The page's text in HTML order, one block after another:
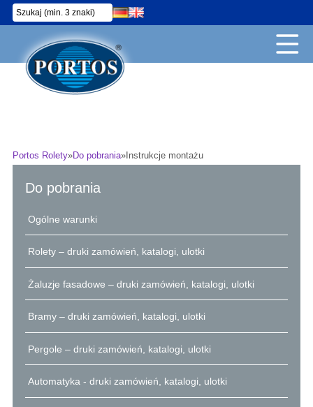
Portos Rolety»Do pobrania»Instrukcje montażu
Do pobrania
Ogólne warunki
Rolety – druki zamówień, katalogi, ulotki
Żaluzje fasadowe – druki zamówień, katalogi, ulotki
Bramy – druki zamówień, katalogi, ulotki
Pergole – druki zamówień, katalogi, ulotki
Automatyka - druki zamówień, katalogi, ulotki